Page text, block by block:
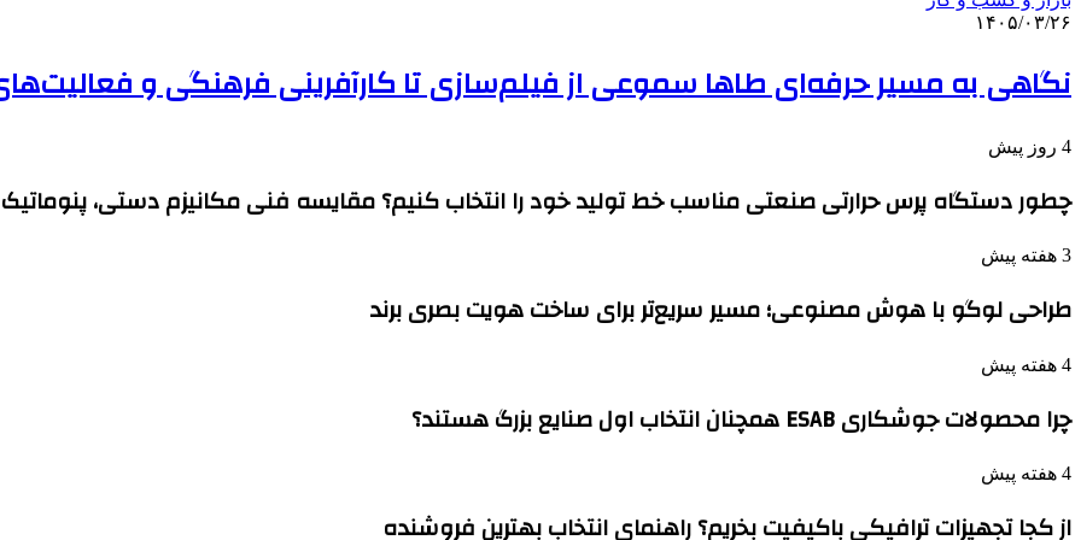
۱۴۰۵/۰۳/۲۶
نگاهی به مسیر حرفه‌ای طاها سموعی از فیلم‌سازی تا کارآفرینی فرهنگی و
4 روز پیش
چطور دستگاه پرس حرارتی صنعتی مناسب خط تولید خود را انتخاب کنیم؟ مقایسه فنی مکانیزم دستی،
3 هفته پیش
طراحی لوگو با هوش مصنوعی؛ مسیر سریع‌تر برای ساخت هویت بصری برند
4 هفته پیش
چرا محصولات جوشکاری ESAB همچنان انتخاب اول صنایع بزرگ هستند؟
4 هفته پیش
از کجا تجهیزات ترافیکی باکیفیت بخریم؟ راهنمای انتخاب بهترین فروشنده